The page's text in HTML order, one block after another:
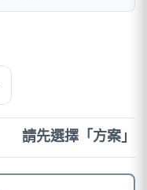
請先選擇「方案」